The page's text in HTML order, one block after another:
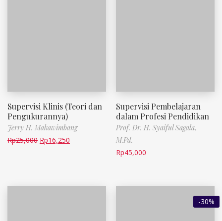
Supervisi Klinis (Teori dan
Pengukurannya)
Jerry H. Makawimbang
Rp25,000 Rp16,250
Supervisi Pembelajaran
dalam Profesi Pendidikan
Prof. Dr. H. Syaiful Sagala,
M.Pd.
Rp45,000
-30%